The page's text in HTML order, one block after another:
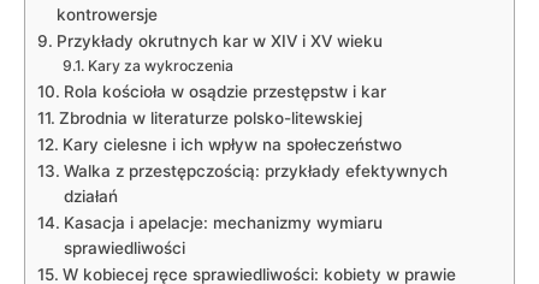
kontrowersje
Przykłady okrutnych kar w XIV i XV wieku
Kary za wykroczenia
Rola kościoła w osądzie przestępstw i kar
Zbrodnia w literaturze polsko-litewskiej
Kary cielesne i ich wpływ na społeczeństwo
Walka z przestępczością: przykłady efektywnych
działań
Kasacja i apelacje: mechanizmy wymiaru
sprawiedliwości
W kobiecej ręce sprawiedliwości: kobiety w prawie